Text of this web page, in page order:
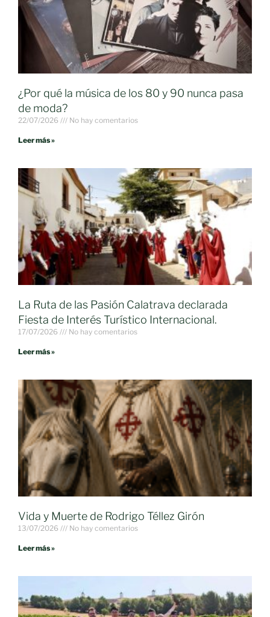
¿Por qué la música de los 80 y 90 nunca pasa
de moda?
22/07/2026 No hay comentarios
Leer más »
La Ruta de las Pasión Calatrava declarada
Fiesta de Interés Turístico Internacional.
17/07/2026 No hay comentarios
Leer más »
Vida y Muerte de Rodrigo Téllez Girón
13/07/2026 No hay comentarios
Leer más »